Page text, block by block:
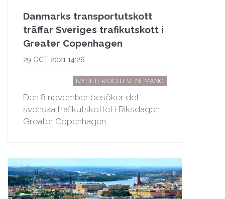
Danmarks transportutskott
träffar Sveriges trafikutskott i
Greater Copenhagen
29 OCT 2021 14:26
NYHETER OCH EVENEMANG
Den 8 november besöker det
svenska trafikutskottet i Riksdagen
Greater Copenhagen.